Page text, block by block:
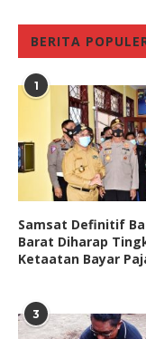
BERITA
1
Samsat Definitif
Barat Diharap
Ketaatan Bayar
3